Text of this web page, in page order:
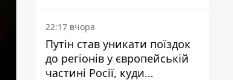
22:17 вчора
Путін став уникати поїздок
до регіонів у європейській
частині Росії, куди